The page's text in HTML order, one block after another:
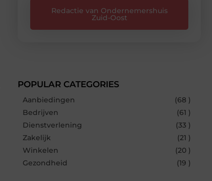
Redactie van Ondernemershuis
Zuid-Oost
POPULAR CATEGORIES
Aanbiedingen
(68 )
Bedrijven
(61 )
Dienstverlening
(33 )
Zakelijk
(21 )
Winkelen
(20 )
Gezondheid
(19 )